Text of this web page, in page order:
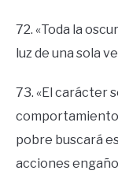
72. «Toda la
luz de una sola
73. «El carácter
pobre buscará
acciones